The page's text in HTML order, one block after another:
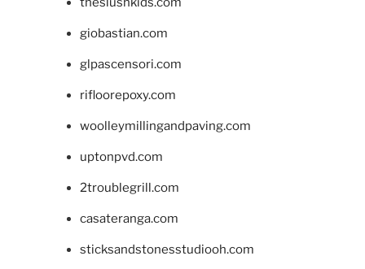
giobastian.com
glpascensori.com
rifloorepoxy.com
woolleymillingandpaving.com
uptonpvd.com
2troublegrill.com
casateranga.com
sticksandstonesstudiooh.com